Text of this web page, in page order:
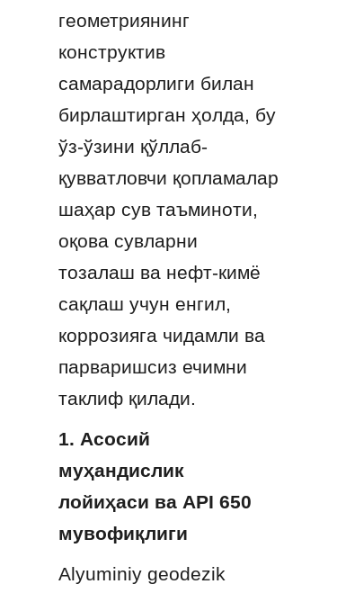
геометриянинг
конструктив
самарадорлиги билан
бирлаштирган ҳолда, бу
ўз-ўзини қўллаб-
қувватловчи қопламалар
шаҳар сув таъминоти,
оқова сувларни
тозалаш ва нефт-кимё
сақлаш учун енгил,
коррозияга чидамли ва
парваришсиз ечимни
таклиф қилади.
1. Асосий
муҳандислик
лойиҳаси ва API 650
мувофиқлиги
Alyuminiy geodezik